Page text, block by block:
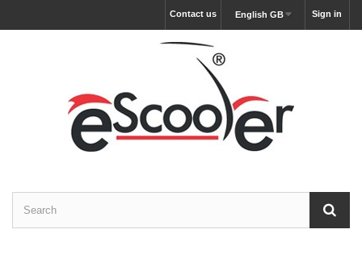
Sign in
English GB
Contact us